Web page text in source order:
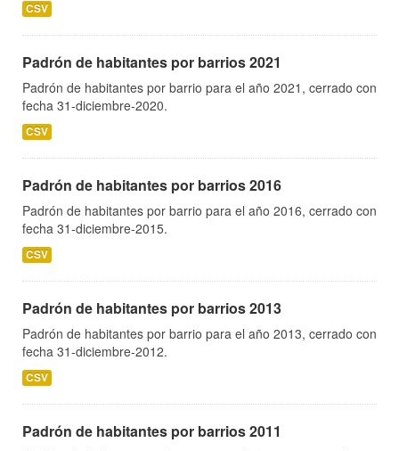
CSV
Padrón de habitantes por barrios 2021
Padrón de habitantes por barrio para el año 2021, cerrado con
fecha 31-diciembre-2020.
CSV
Padrón de habitantes por barrios 2016
Padrón de habitantes por barrio para el año 2016, cerrado con
fecha 31-diciembre-2015.
CSV
Padrón de habitantes por barrios 2013
Padrón de habitantes por barrio para el año 2013, cerrado con
fecha 31-diciembre-2012.
CSV
Padrón de habitantes por barrios 2011